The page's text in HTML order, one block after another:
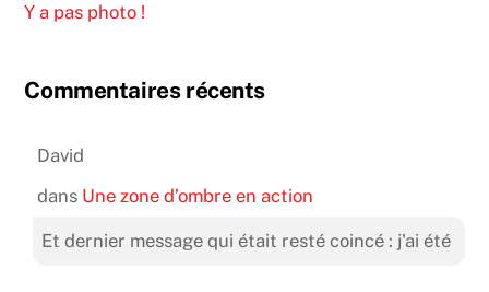
Y a pas photo !
Commentaires récents
David
dans Une zone d’ombre en action
Et dernier message qui était resté coincé : j'ai été